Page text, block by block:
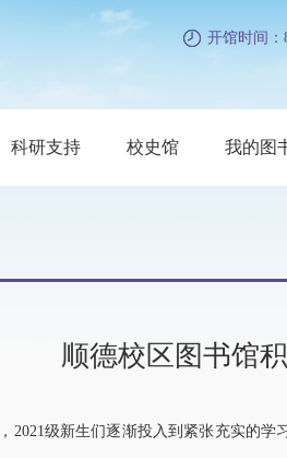
开馆时间：
科研支持 校史馆 我的图
顺德校区图书馆
2021级新生们逐渐投入到紧张充实的学